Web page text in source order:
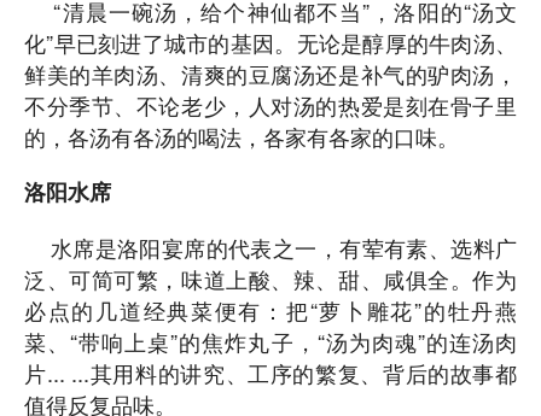
“清晨一碗汤，给个神仙都不当”，洛阳的“汤文
化”早已刻进了城市的基因。无论是醇厚的牛肉汤、
鲜美的羊肉汤、清爽的豆腐汤还是补气的驴肉汤，
不分季节、不论老少，人对汤的热爱是刻在骨子里
的，各汤有各汤的喝法，各家有各家的口味。
洛阳水席
水席是洛阳宴席的代表之一，有荤有素、选料广
泛、可简可繁，味道上酸、辣、甜、咸俱全。作为
必点的几道经典菜便有：把“萝卜雕花”的牡丹燕
菜、“带响上桌”的焦炸丸子，“汤为肉魂”的连汤肉
片... ...其用料的讲究、工序的繁复、背后的故事都
值得反复品味。